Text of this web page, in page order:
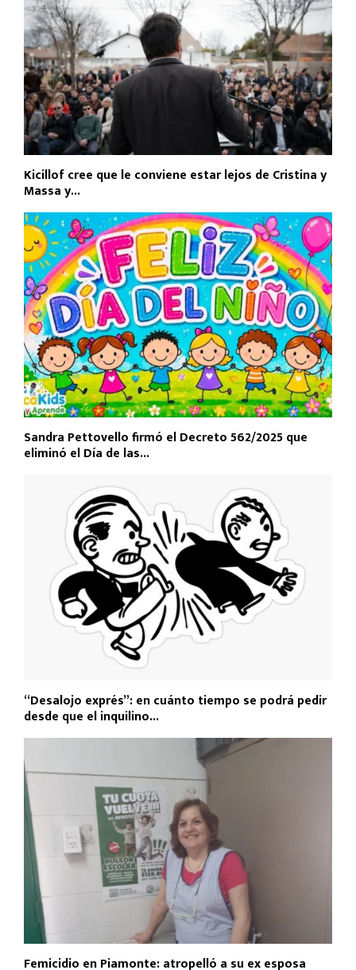
Kicillof cree que le conviene estar lejos de Cristina y
Massa y...
Sandra Pettovello firmó el Decreto 562/2025 que
eliminó el Día de las...
“Desalojo exprés”: en cuánto tiempo se podrá pedir
desde que el inquilino...
Femicidio en Piamonte: atropelló a su ex esposa